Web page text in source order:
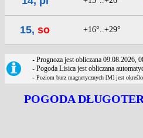
15, so +16°..+29°
- Prognoza jest obliczana 09.08.2026,
- Pogoda Lisica jest obliczana
- Poziom burz magnetycznych [M] jest
POGODA